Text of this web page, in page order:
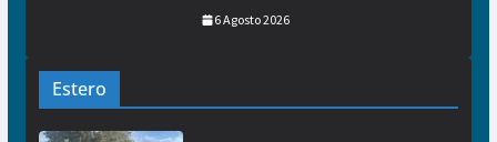
6 Agosto 2026
Estero